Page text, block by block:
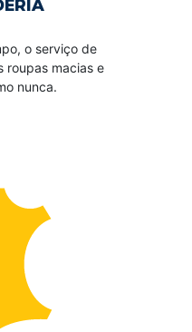
o serviço de
roupas macias e
nunca.